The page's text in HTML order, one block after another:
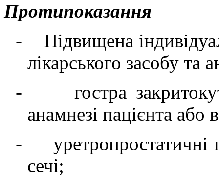
Протипоказання
-
Підвищена
лікарського засобу та
-
гостра
анамнезі пацієнта або
-
сечі;